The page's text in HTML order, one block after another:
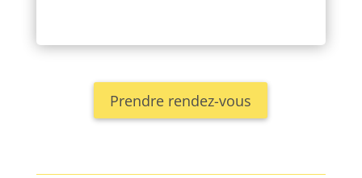
Prendre rendez-vous